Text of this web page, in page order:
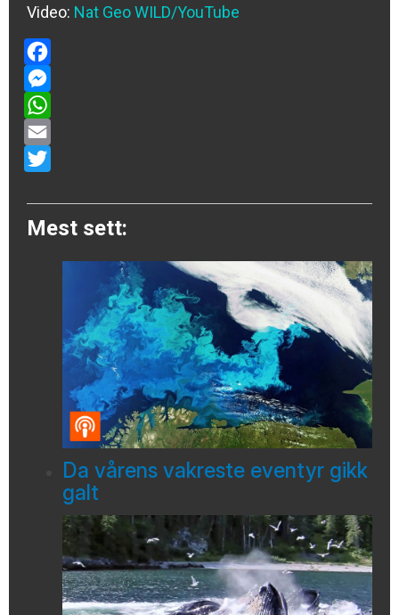
Video: Nat Geo WILD/YouTube
Facebook
Messenger
WhatsApp
Email
Mest sett:
Da vårens vakreste eventyr gikk
galt